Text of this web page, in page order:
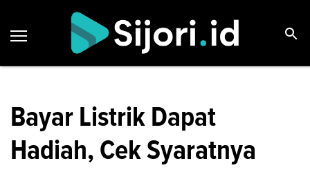
Bayar Listrik Dapat
Hadiah, Cek Syaratnya